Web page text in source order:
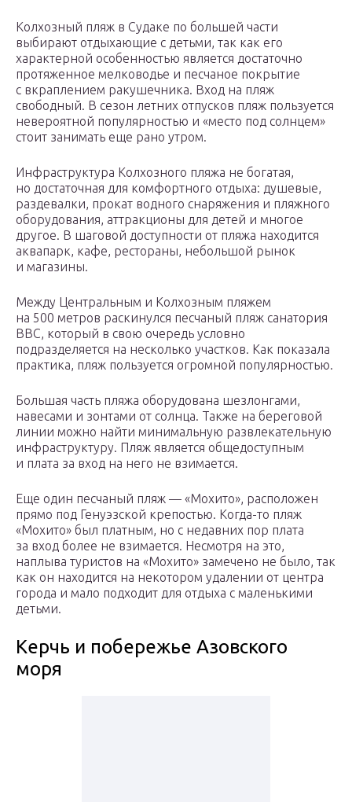
Колхозный пляж в Судаке по большей части
выбирают отдыхающие с детьми, так как его
характерной особенностью является достаточно
протяженное мелководье и песчаное покрытие
с вкраплением ракушечника. Вход на пляж
свободный. В сезон летних отпусков пляж пользуется
невероятной популярностью и «место под солнцем»
стоит занимать еще рано утром.
Инфраструктура Колхозного пляжа не богатая,
но достаточная для комфортного отдыха: душевые,
раздевалки, прокат водного снаряжения и пляжного
оборудования, аттракционы для детей и многое
другое. В шаговой доступности от пляжа находится
аквапарк, кафе, рестораны, небольшой рынок
и магазины.
Между Центральным и Колхозным пляжем
на 500 метров раскинулся песчаный пляж санатория
ВВС, который в свою очередь условно
подразделяется на несколько участков. Как показала
практика, пляж пользуется огромной популярностью.
Большая часть пляжа оборудована шезлонгами,
навесами и зонтами от солнца. Также на береговой
линии можно найти минимальную развлекательную
инфраструктуру. Пляж является общедоступным
и плата за вход на него не взимается.
Еще один песчаный пляж — «Мохито», расположен
прямо под Генуэзской крепостью. Когда-то пляж
«Мохито» был платным, но с недавних пор плата
за вход более не взимается. Несмотря на это,
наплыва туристов на «Мохито» замечено не было, так
как он находится на некотором удалении от центра
города и мало подходит для отдыха с маленькими
детьми.
Керчь и побережье Азовского
моря